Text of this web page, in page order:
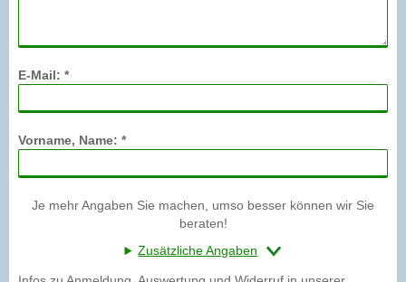
E-Mail: *
Vorname, Name: *
Je mehr Angaben Sie machen, umso besser können wir Sie
beraten!
Zusätzliche Angaben